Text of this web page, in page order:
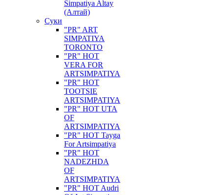
Simpatiya Altay
(Алтай)
Суки
"PR" ART
SIMPATIYA
TORONTO
"PR" HOT
VERA FOR
ARTSIMPATIYA
"PR" HOT
TOOTSIE
ARTSIMPATIYA
"PR" HOT UTA
OF
ARTSIMPATIYA
"PR" HOT Tayga
For Artsimpatiya
"PR" HOT
NADEZHDA
OF
ARTSIMPATIYA
"PR" HOT Audri